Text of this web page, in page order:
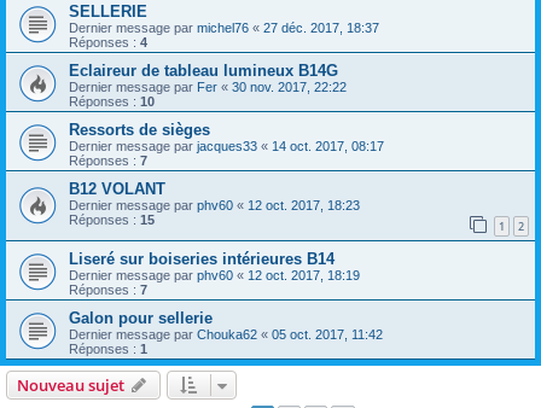
SELLERIE
Dernier message par michel76 « 27 déc. 2017, 18:37
Réponses : 4
Eclaireur de tableau lumineux B14G
Dernier message par Fer « 30 nov. 2017, 22:22
Réponses : 10
Ressorts de sièges
Dernier message par jacques33 « 14 oct. 2017, 08:17
Réponses : 7
B12 VOLANT
Dernier message par phv60 « 12 oct. 2017, 18:23
Réponses : 15 1 2
Liseré sur boiseries intérieures B14
Dernier message par phv60 « 12 oct. 2017, 18:19
Réponses : 7
Galon pour sellerie
Dernier message par Chouka62 « 05 oct. 2017, 11:42
Réponses : 1
Nouveau sujet